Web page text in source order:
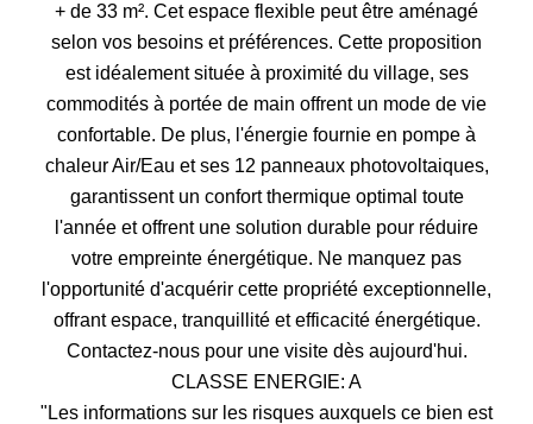
+ de 33 m². Cet espace flexible peut être aménagé
selon vos besoins et préférences. Cette proposition
est idéalement située à proximité du village, ses
commodités à portée de main offrent un mode de vie
confortable. De plus, l'énergie fournie en pompe à
chaleur Air/Eau et ses 12 panneaux photovoltaiques,
garantissent un confort thermique optimal toute
l'année et offrent une solution durable pour réduire
votre empreinte énergétique. Ne manquez pas
l'opportunité d'acquérir cette propriété exceptionnelle,
offrant espace, tranquillité et efficacité énergétique.
Contactez-nous pour une visite dès aujourd'hui.
CLASSE ENERGIE: A
"Les informations sur les risques auxquels ce bien est